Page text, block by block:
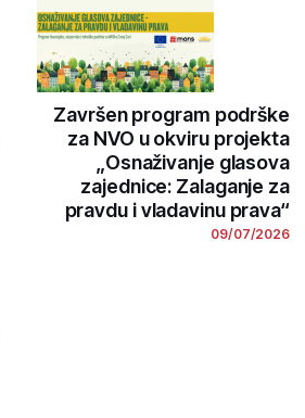
Završen program podrške
za NVO u okviru projekta
„Osnaživanje glasova
zajednice: Zalaganje za
pravdu i vladavinu prava“
09/07/2026